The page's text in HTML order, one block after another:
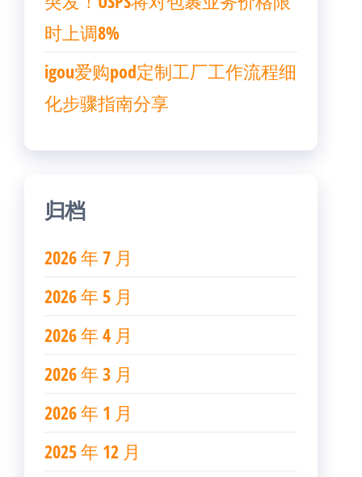
时上调8%
igou爱购pod定制工厂工作流程细
化步骤指南分享
归档
2026 年 7 月
2026 年 5 月
2026 年 4 月
2026 年 3 月
2026 年 1 月
2025 年 12 月